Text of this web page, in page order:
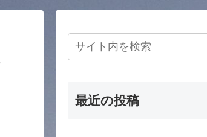
最近の投稿